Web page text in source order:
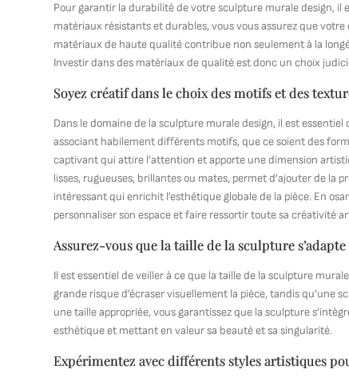
Pour garantir la durabilité de votre sculpture murale design, il
matériaux résistants et durables, vous vous assurez que
matériaux de haute qualité contribue non seulement à la
Investir dans des matériaux de qualité est donc un choix
Soyez créatif dans le choix des motifs et des
Dans le domaine de la sculpture murale design, il est
associant habilement différents motifs, que ce soient des
captivant qui attire l’attention et apporte une dimension
lisses, rugueuses, brillantes ou mates, permet d’ajouter de
intéressant qui enrichit l’esthétique globale de la pièce. En
personnaliser son espace et faire ressortir toute sa créativité
Assurez-vous que la taille de la sculpture s’adapte
Il est essentiel de veiller à ce que la taille de la sculpture
grande risque d’écraser visuellement la pièce, tandis qu’une
une taille appropriée, vous garantissez que la sculpture
esthétique et mettant en valeur sa beauté et sa singularité.
Expérimentez avec différents styles artistiques